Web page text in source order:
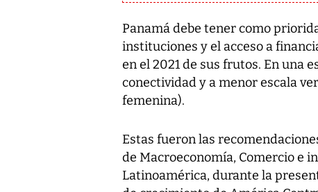
Panamá debe tener como
instituciones y el acceso a
en el 2021 de sus frutos. En una
conectividad y a menor escala
femenina).
Estas fueron las
de Macroeconomía, Comercio e
Latinoamérica, durante la